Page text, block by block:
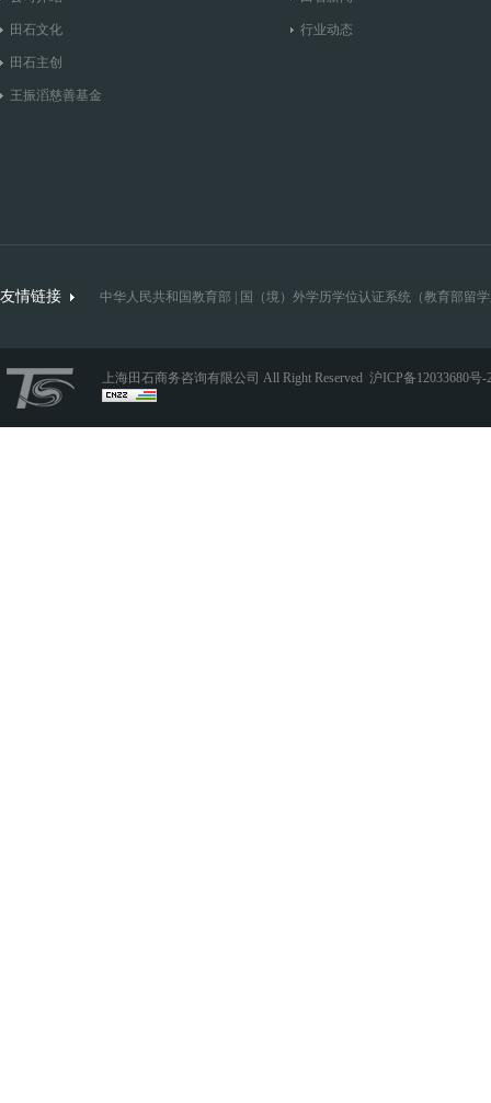
田石文化
田石主创
王振滔慈善基金
行业动态
友情链接 中华人民共和国教育部 国（境）外学历学位认证系统（教育部留
上海田石商务咨询有限公司 All Right Reserved 沪ICP备12033680号-